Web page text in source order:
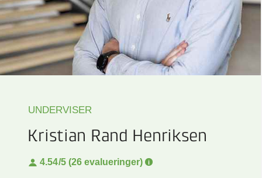
UNDERVISER
Kristian Rand Henriksen
4.54/5 (26 evalueringer)